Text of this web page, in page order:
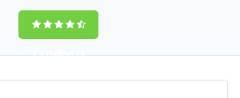
9,5(100%)43
votes